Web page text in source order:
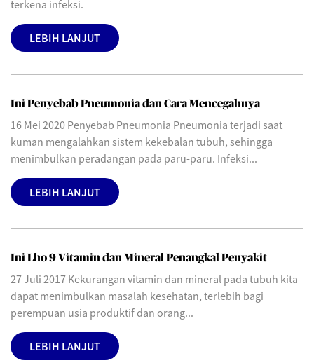
terkena infeksi.
LEBIH LANJUT
Ini Penyebab Pneumonia dan Cara Mencegahnya
16 Mei 2020 Penyebab Pneumonia Pneumonia terjadi saat
kuman mengalahkan sistem kekebalan tubuh, sehingga
menimbulkan peradangan pada paru-paru. Infeksi...
LEBIH LANJUT
Ini Lho 9 Vitamin dan Mineral Penangkal Penyakit
27 Juli 2017 Kekurangan vitamin dan mineral pada tubuh kita
dapat menimbulkan masalah kesehatan, terlebih bagi
perempuan usia produktif dan orang...
LEBIH LANJUT